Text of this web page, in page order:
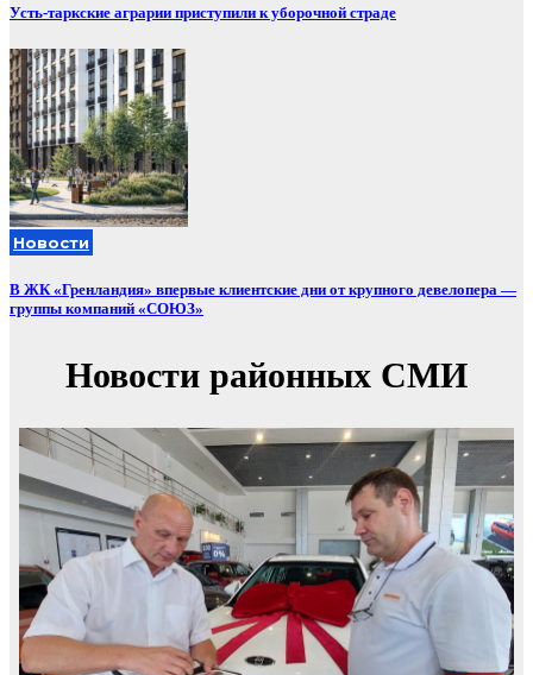
Усть-таркские аграрии приступили к уборочной страде
Новости
В ЖК «Гренландия» впервые клиентские дни от крупного девелопера —
группы компаний «СОЮЗ»